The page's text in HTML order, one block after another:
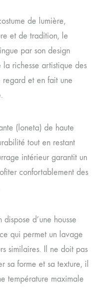
de lumière,
et de tradition, le
par son design
richesse artistique des
regard et en fait une
(loneta) de haute
tout en restant
intérieur garantit un
confortablement des
d’une housse
qui permet un lavage
similaires. Il ne doit pas
sa forme et sa texture, il
température maximale